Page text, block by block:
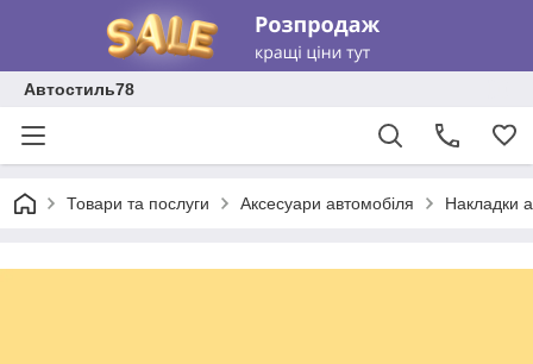
Автостиль78
Товари та послуги Аксесуари автомобіля Накладки